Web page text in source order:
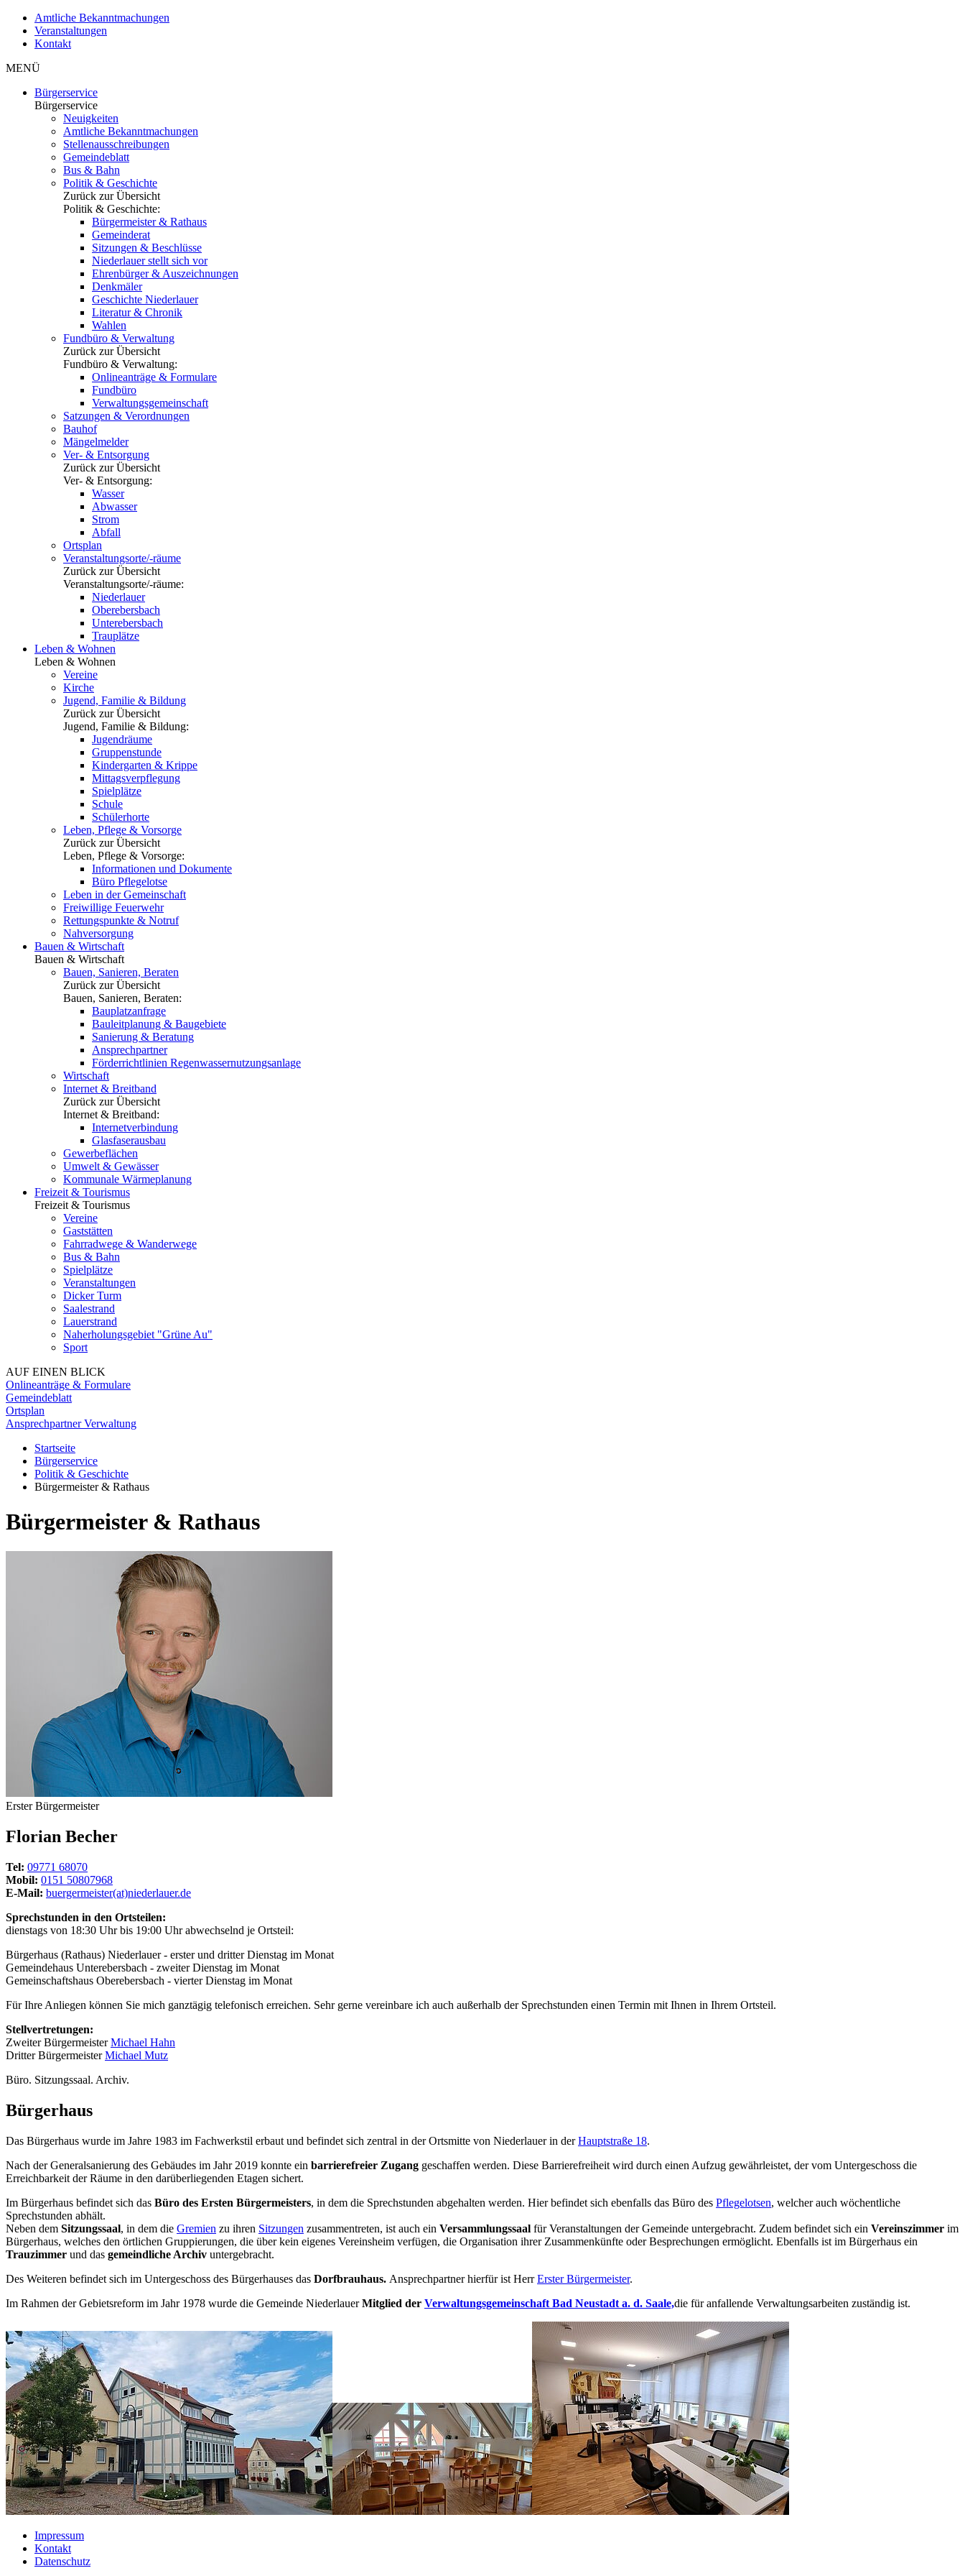
Amtliche Bekanntmachungen
Veranstaltungen
Kontakt
MENÜ
Bürgerservice
Bürgerservice
Neuigkeiten
Amtliche Bekanntmachungen
Stellenausschreibungen
Gemeindeblatt
Bus & Bahn
Politik & Geschichte
Zurück zur Übersicht
Politik & Geschichte:
Bürgermeister & Rathaus
Gemeinderat
Sitzungen & Beschlüsse
Niederlauer stellt sich vor
Ehrenbürger & Auszeichnungen
Denkmäler
Geschichte Niederlauer
Literatur & Chronik
Wahlen
Fundbüro & Verwaltung
Zurück zur Übersicht
Fundbüro & Verwaltung:
Onlineanträge & Formulare
Fundbüro
Verwaltungsgemeinschaft
Satzungen & Verordnungen
Bauhof
Mängelmelder
Ver- & Entsorgung
Zurück zur Übersicht
Ver- & Entsorgung:
Wasser
Abwasser
Strom
Abfall
Ortsplan
Veranstaltungsorte/-räume
Zurück zur Übersicht
Veranstaltungsorte/-räume:
Niederlauer
Oberebersbach
Unterebersbach
Trauplätze
Leben & Wohnen
Leben & Wohnen
Vereine
Kirche
Jugend, Familie & Bildung
Zurück zur Übersicht
Jugend, Familie & Bildung:
Jugendräume
Gruppenstunde
Kindergarten & Krippe
Mittagsverpflegung
Spielplätze
Schule
Schülerhorte
Leben, Pflege & Vorsorge
Zurück zur Übersicht
Leben, Pflege & Vorsorge:
Informationen und Dokumente
Büro Pflegelotse
Leben in der Gemeinschaft
Freiwillige Feuerwehr
Rettungspunkte & Notruf
Nahversorgung
Bauen & Wirtschaft
Bauen & Wirtschaft
Bauen, Sanieren, Beraten
Zurück zur Übersicht
Bauen, Sanieren, Beraten:
Bauplatzanfrage
Bauleitplanung & Baugebiete
Sanierung & Beratung
Ansprechpartner
Förderrichtlinien Regenwassernutzungsanlage
Wirtschaft
Internet & Breitband
Zurück zur Übersicht
Internet & Breitband:
Internetverbindung
Glasfaserausbau
Gewerbeflächen
Umwelt & Gewässer
Kommunale Wärmeplanung
Freizeit & Tourismus
Freizeit & Tourismus
Vereine
Gaststätten
Fahrradwege & Wanderwege
Bus & Bahn
Spielplätze
Veranstaltungen
Dicker Turm
Saalestrand
Lauerstrand
Naherholungsgebiet "Grüne Au"
Sport
AUF EINEN BLICK
Onlineanträge & Formulare
Gemeindeblatt
Ortsplan
Ansprechpartner Verwaltung
Startseite
Bürgerservice
Politik & Geschichte
Bürgermeister & Rathaus
Bürgermeister & Rathaus
Erster Bürgermeister
Florian Becher
Tel: 09771 68070
Mobil: 0151 50807968
E-Mail: buergermeister(at)niederlauer.de
Sprechstunden in den Ortsteilen:
dienstags von 18:30 Uhr bis 19:00 Uhr abwechselnd je Ortsteil:
Bürgerhaus (Rathaus) Niederlauer - erster und dritter Dienstag im Monat
Gemeindehaus Unterebersbach - zweiter Dienstag im Monat
Gemeinschaftshaus Oberebersbach - vierter Dienstag im Monat
Für Ihre Anliegen können Sie mich ganztägig telefonisch erreichen. Sehr gerne vereinbare ich auch außerhalb der Sprechstunden einen Termin mit Ihnen in Ihrem Ortsteil.
Stellvertretungen:
Zweiter BürgermeisterMichael Hahn
Dritter BürgermeisterMichael Mutz
Büro. Sitzungssaal. Archiv.
Bürgerhaus
Das Bürgerhaus wurde im Jahre 1983 im Fachwerkstil erbaut und befindet sich zentral in der Ortsmitte von Niederlauer in derHauptstraße 18.
Nach der Generalsanierung des Gebäudes im Jahr 2019 konnte ein barrierefreier Zugang geschaffen werden. Diese Barrierefreiheit wird durch einen Aufzug gewährleistet, der vom Untergeschoss die
Erreichbarkeit der Räume in den darüberliegenden Etagen sichert.
Im Bürgerhaus befindet sich das Büro des Ersten Bürgermeisters, in dem die Sprechstunden abgehalten werden. Hier befindet sich ebenfalls das Büro des Pflegelotsen, welcher auch wöchentliche
Sprechstunden abhält.
Neben dem Sitzungssaal, in dem die Gremien zu ihren Sitzungen zusammentreten, ist auch ein Versammlungssaal für Veranstaltungen der Gemeinde untergebracht. Zudem befindet sich ein Vereinszimmer im
Bürgerhaus, welches den örtlichen Gruppierungen, die über kein eigenes Vereinsheim verfügen, die Organisation ihrer Zusammenkünfte oder Besprechungen ermöglicht. Ebenfalls ist im Bürgerhaus ein
Trauzimmer und das gemeindliche Archiv untergebracht.
Des Weiteren befindet sich im Untergeschoss des Bürgerhauses das Dorfbrauhaus. Ansprechpartner hierfür ist HerrErster Bürgermeister.
Im Rahmen der Gebietsreform im Jahr 1978 wurde die Gemeinde NiederlauerMitglied der Verwaltungsgemeinschaft Bad Neustadt a. d. Saale,die für anfallende Verwaltungsarbeiten zuständig ist.
Impressum
Kontakt
Datenschutz